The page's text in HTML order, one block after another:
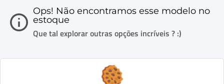
Ops! Não encontramos esse modelo no
estoque
Que tal explorar outras opções incríveis ? :)